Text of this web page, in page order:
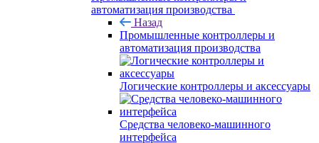
автоматизация производства
Назад
Промышленные контроллеры и
автоматизация производства
Логические контроллеры и аксессуары
Средства человеко-машинного
интерфейса